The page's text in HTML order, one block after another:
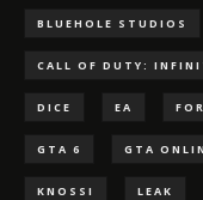
BLUEHOLE STUDIOS
CALL OF DUTY:
DICE EA
GTA 6 GTA
KNOSSI LEAK